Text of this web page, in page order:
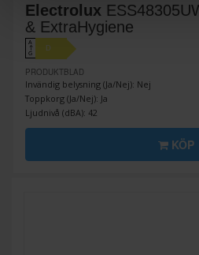
Electrolux
& ExtraHygiene
A
↑
G
D
PRODUKTBLAD
Invändig belysning (Ja/Nej): Nej
Toppkorg (Ja/Nej): Ja
Ljudnivå (dBA): 42
KÖP